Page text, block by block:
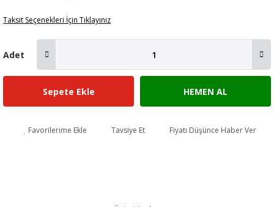
Taksit Seçenekleri İçin Tıklayınız
Adet
Sepete Ekle HEMEN AL
Favorilerime Ekle Tavsiye Et Fiyatı Düşünce Haber Ver